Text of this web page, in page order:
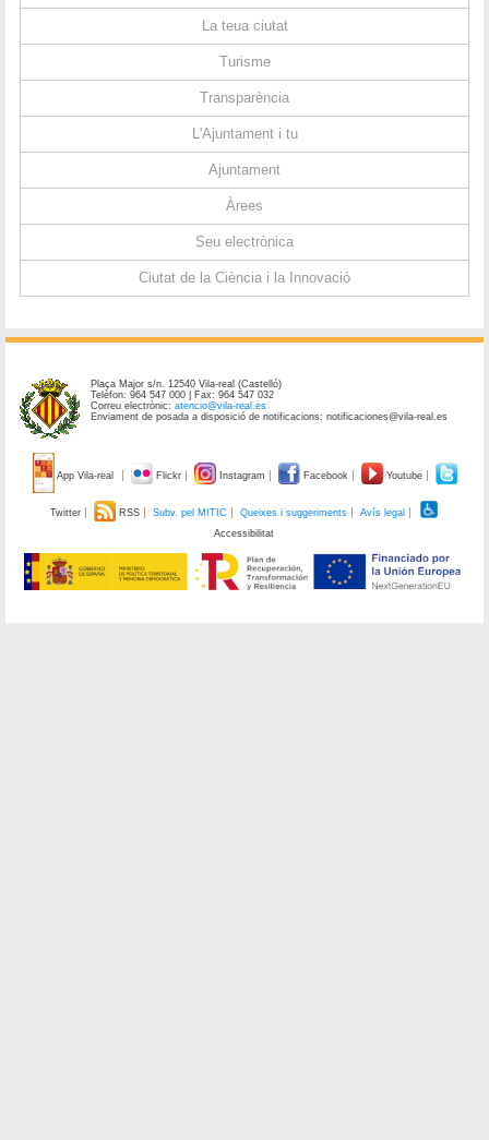
La teua ciutat
Turisme
Transparència
L'Ajuntament i tu
Ajuntament
Àrees
Seu electrònica
Ciutat de la Ciència i la Innovació
Plaça Major s/n. 12540 Vila-real (Castelló)
Telèfon: 964 547 000 | Fax: 964 547 032
Correu electrònic:atencio@vila-real.es
Enviament de posada a disposició de notificacions: notificaciones@vila-real.es
App Vila-real Flickr Instagram Facebook Youtube
Twitter RSS Subv. pel MITIC Queixes i suggeriments
Avís legal
Accessibilitat